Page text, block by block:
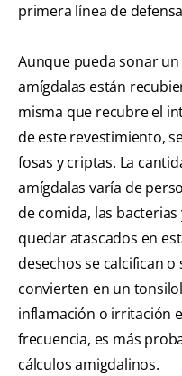
primera línea de
Aunque pueda sonar
amígdalas están
misma que recubre el
de este revestimiento,
fosas y criptas. La
amígdalas varía de
de comida, las
quedar atascados en
desechos se calcifican o
convierten en un
inflamación o irritación
frecuencia, es más
cálculos amigdalinos.